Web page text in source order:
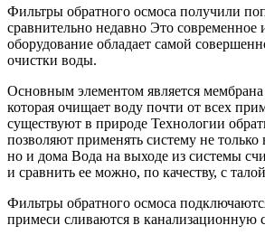
Фильтры обратного осмоса получили
сравнительно недавно Это современное
оборудование обладает самой
очистки воды.
Основным элементом является мембрана
которая очищает воду почти от всех
существуют в природе Технологии
позволяют применять систему не
но и дома Вода на выходе из системы
и сравнить ее можно, по качеству, с
Фильтры обратного осмоса
примеси сливаются в канализационную